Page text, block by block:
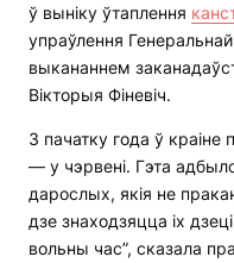
ў выніку ўтаплення
упраўлення
выкананнем
Вікторыя Фіневіч.
З пачатку года ў краіне
— у чэрвені. Гэта
дарослых, якія не
дзе знаходзяцца іх
вольны час”, сказала